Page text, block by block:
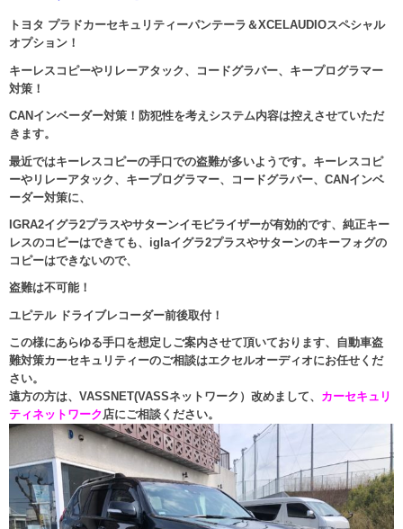
トヨタ プラドカーセキュリティーパンテーラ＆XCELAUDIOスペシャル
オプション！
キーレスコピーやリレーアタック、コードグラバー、キープログラマー
対策！
CANインベーダー対策！防犯性を考えシステム内容は控えさせていただ
きます。
最近ではキーレスコピーの手口での盗難が多いようです。キーレスコピ
ーやリレーアタック、キープログラマー、コードグラバー、CANインベ
ーダー対策に、
IGRA2イグラ2プラスやサターンイモビライザーが有効的です、純正キー
レスのコピーはできても、iglaイグラ2プラスやサターンのキーフォグの
コピーはできないので、
盗難は不可能！
ユピテル ドライブレコーダー前後取付！
この様にあらゆる手口を想定しご案内させて頂いております、自動車盗
難対策カーセキュリティーのご相談はエクセルオーディオにお任せくだ
さい。
遠方の方は、VASSNET(VASSネットワーク）改めまして、 カーセキュリ
ティネットワーク店にご相談ください。